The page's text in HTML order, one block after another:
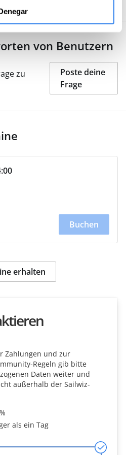
von Benutzern
zu
Poste deine
Frage
Buchen
erhalten
Zahlungen und zur
Regeln gib bitte
Daten weiter und
außerhalb der Sailwiz-
als ein Tag